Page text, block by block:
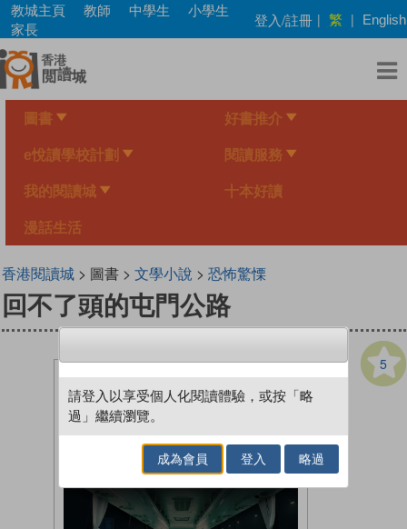
Skip
main
content
教城主頁 教師 中學生
小學生
家長
登入/註冊 | 繁 | English
圖書 好書推介
e悅讀學校計劃 閱讀服務
我的閱讀城 十本好讀
漫話生活
香港閱讀城> 圖書 > 文學小說 > 恐怖驚慄
回不了頭的屯門公路
5
請登入以享受個人化閱讀體驗，或按「略
過」繼續瀏覽。
成為會員 登入 略過